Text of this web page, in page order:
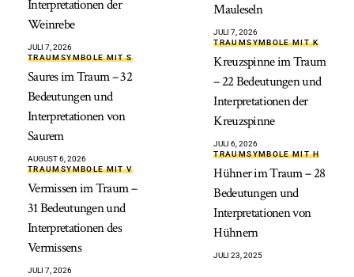
Interpretationen der
Weinrebe
JULI 7, 2026
TRAUMSYMBOLE MIT S
Saures im Traum – 32
Bedeutungen und
Interpretationen von
Saurem
AUGUST 6, 2026
TRAUMSYMBOLE MIT V
Vermissen im Traum –
31 Bedeutungen und
Interpretationen des
Vermissens
JULI 7, 2026
Mauleseln
JULI 7, 2026
TRAUMSYMBOLE MIT K
Kreuzspinne im Traum
– 22 Bedeutungen und
Interpretationen der
Kreuzspinne
JULI 6, 2026
TRAUMSYMBOLE MIT H
Hühner im Traum – 28
Bedeutungen und
Interpretationen von
Hühnern
JULI 23, 2025